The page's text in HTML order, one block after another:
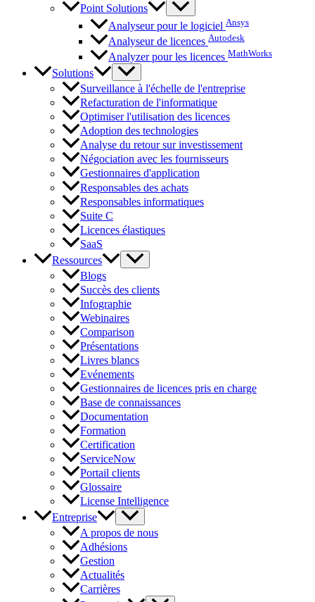
Point Solutions
Analyseur pour le logiciel Ansys
Analyseur de licences Autodesk
Analyzer pour les licences MathWorks
Solutions
Surveillance à l'échelle de l'entreprise
Refacturation de l'informatique
Optimiser l'utilisation des licences
Adoption des technologies
Analyse du retour sur investissement
Négociation avec les fournisseurs
Gestionnaires d'application
Responsables des achats
Responsables informatiques
Suite C
Licences élastiques
SaaS
Ressources
Blogs
Succès des clients
Infographie
Webinaires
Comparison
Présentations
Livres blancs
Evénements
Gestionnaires de licences pris en charge
Base de connaissances
Documentation
Formation
Certification
ServiceNow
Portail clients
Glossaire
License Intelligence
Entreprise
A propos de nous
Adhésions
Gestion
Actualités
Carrières